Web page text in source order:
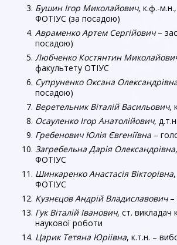
Бушин Ігор Миколайович, к.ф.-
ФОТІУС (за посадою)
Авраменко Артем Сергійович–
посадою)
Любченко Костянтин
факультету ОТІУС
Супруненко Оксана
посадою)
Веретельник Віталій Васильович,
Осауленко Ігор Анатолійович,
Гребенович Юлія Євгеніївна –
Загребельна Дарія Олександрівна
ФОТІУС
Шинкаренко Анастасія Вікторівна
ФОТІУС
Кузнєцов Андрій Владиславович–
Гук Віталій Іванович, ст. викладач
наукової роботи
Царик Тетяна Юріївна, к.т.н. –